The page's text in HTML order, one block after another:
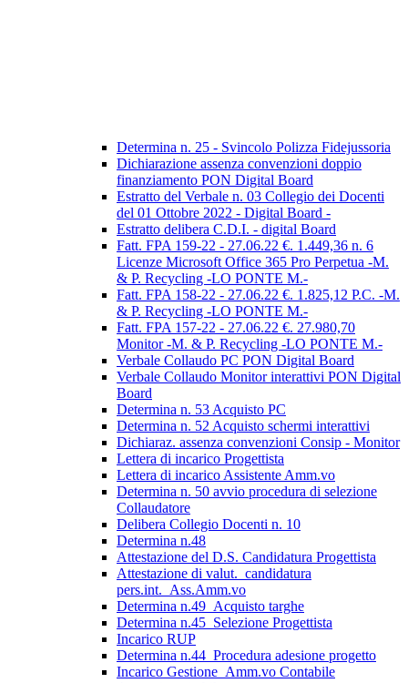
Determina n. 25 - Svincolo Polizza Fidejussoria
Dichiarazione assenza convenzioni doppio
finanziamento PON Digital Board
Estratto del Verbale n. 03 Collegio dei Docenti
del 01 Ottobre 2022 - Digital Board -
Estratto delibera C.D.I. - digital Board
Fatt. FPA 159-22 - 27.06.22 €. 1.449,36 n. 6
Licenze Microsoft Office 365 Pro Perpetua -M.
& P. Recycling -LO PONTE M.-
Fatt. FPA 158-22 - 27.06.22 €. 1.825,12 P.C. -M.
& P. Recycling -LO PONTE M.-
Fatt. FPA 157-22 - 27.06.22 €. 27.980,70
Monitor -M. & P. Recycling -LO PONTE M.-
Verbale Collaudo PC PON Digital Board
Verbale Collaudo Monitor interattivi PON Digital
Board
Determina n. 53 Acquisto PC
Determina n. 52 Acquisto schermi interattivi
Dichiaraz. assenza convenzioni Consip - Monitor
Lettera di incarico Progettista
Lettera di incarico Assistente Amm.vo
Determina n. 50 avvio procedura di selezione
Collaudatore
Delibera Collegio Docenti n. 10
Determina n.48
Attestazione del D.S. Candidatura Progettista
Attestazione di valut._candidatura
pers.int._Ass.Amm.vo
Determina n.49_Acquisto targhe
Determina n.45_Selezione Progettista
Incarico RUP
Determina n.44_Procedura adesione progetto
Incarico Gestione_Amm.vo Contabile